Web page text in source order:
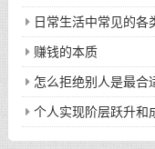
日常生活中常见的各
赚钱的本质
怎么拒绝别人是最合
个人实现阶层跃升和
下八件事